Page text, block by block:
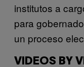
institutos a
para
un proceso
VIDEOS BY